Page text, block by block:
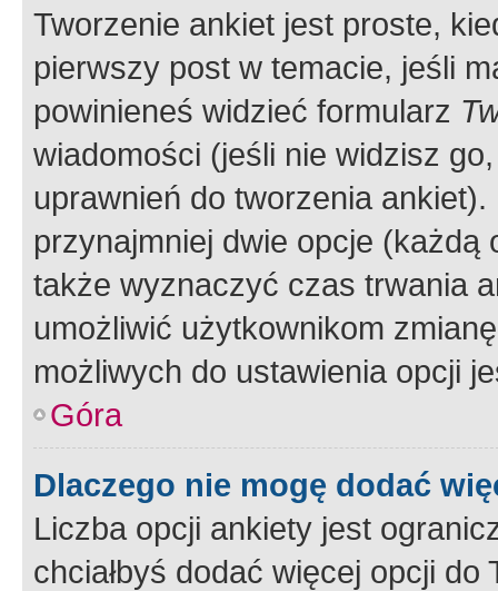
Tworzenie ankiet jest proste,
pierwszy post w temacie, jeśli
powinieneś widzieć formularz
wiadomości (jeśli nie widzisz
uprawnień do tworzenia
przynajmniej dwie opcje
także wyznaczyć czas trwania
umożliwić użytkownikom
możliwych do ustawienia opcji
Góra
Dlaczego nie mogę dodać
Liczba opcji ankiety jest
chciałbyś dodać więcej opcji